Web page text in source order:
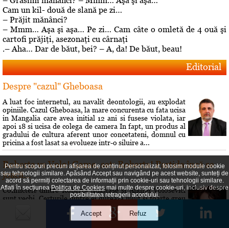
Cam un kil- două de slană pe zi…
– Prăjit mănânci?
– Mmm… Aşa şi aşa… Pe zi… Cam câte o omletă de 4 ouă şi
cartofi prăjiţi, asezonaţi cu cârnaţi
.– Aha… Dar de băut, bei? – A, da! De băut, beau!
Editorial
Despre "cazul" Gheboasa
A luat foc internetul, au navalit deontologii, au explodat
opiniile. Cazul Gheboasa, la mare concurenta cu fata ucisa
in Mangalia care avea initial 12 ani si fusese violata, iar
apoi 18 si ucisa de colega de camera In fapt, un produs al
gradului de cultura aferent unor concetateni, domnul cu
pricina a fost lasat sa evolueze intr-o siluire a...
Roberta vs Volo! Game, set: Roberta! Partida încă se
joacă...
Conflictele dintre Roberta Anastase şi Andrei Volosevici
sunt vechi. Certurile dintre ei durează mult şi foarte greu
vreun cunoscut reuşeşte să îi facă să comunice din nou.
Rezultatul alegerilor interne de la PNL Ploieşti este încă o
dovadă a faptului că liberalii au dorit să îi dea o lecţie lui
Pentru scopuri precum afișarea de conținut personalizat, folosim module cookie
sau tehnologii similare. Apăsând Accept sau navigând pe acest website, sunteți de
acord să permiți colectarea de informații prin cookie-uri sau tehnologii similare.
Aflați în secțiuneaPolitica de Cookiesmai multe despre cookie-uri, inclusiv despre
posibilitatea retragerii acordului.